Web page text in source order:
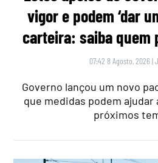
vigor e podem ‘dar
carteira: saiba quem
07:42 8 Agosto, 2026 |
Governo lançou um novo
que medidas podem
próximos